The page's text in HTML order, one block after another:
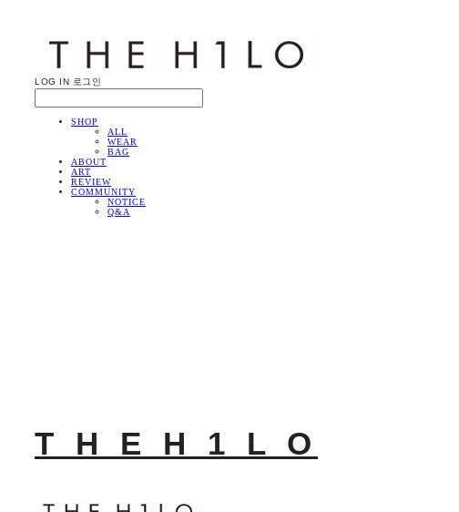
LOG IN 로그인
SHOP
ALL
WEAR
BAG
ABOUT
ART
REVIEW
COMMUNITY
NOTICE
Q&A
T H E H 1 L O